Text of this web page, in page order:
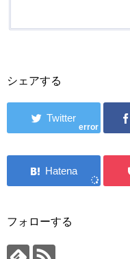
シェアする
error
フォローする